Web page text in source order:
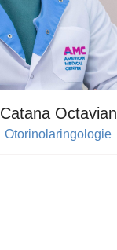
Catana Octavian
Otorinolaringologie